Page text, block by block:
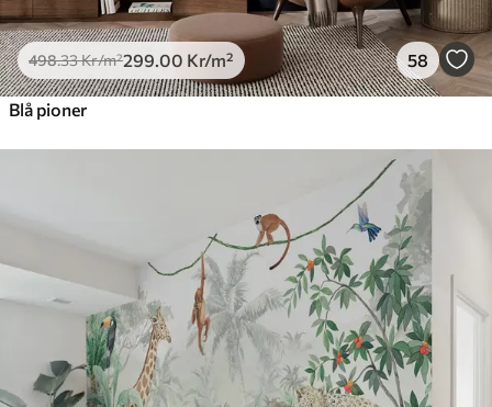
498.33Kr/m²299.00 Kr/m² 58
Blå pioner